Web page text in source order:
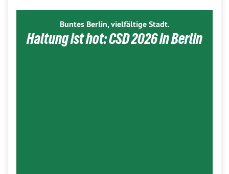
Buntes Berlin, vielfältige Stadt.
Haltung ist hot: CSD 2026 in Berlin